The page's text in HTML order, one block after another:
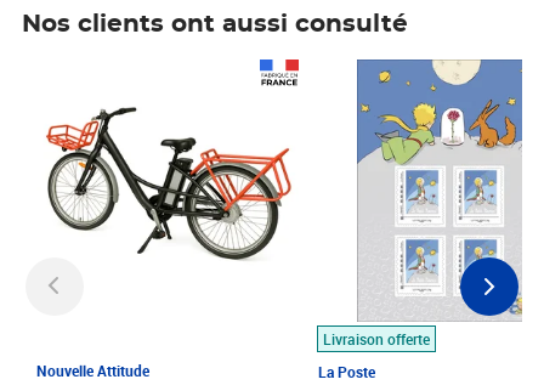
Nos clients ont aussi consulté
Nouvelle Attitude
Livraison offerte
La Poste
Prix 7,50€